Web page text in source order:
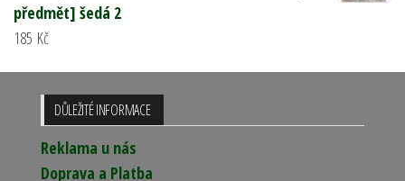
předmět] šedá 2
185 Kč
DŮLEŽITÉ INFORMACE
Reklama u nás
Doprava a Platba